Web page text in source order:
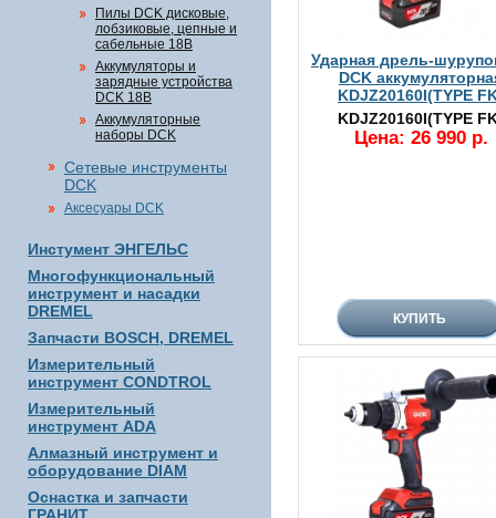
Пилы DCK дисковые,
лобзиковые, цепные и
сабельные 18В
Аккумуляторы и
зарядные устройства
DCK 18В
Аккумуляторные
наборы DCK
Сетевые инструменты
DCK
Аксесуары DCK
Инстумент ЭНГЕЛЬС
Многофункциональный
инструмент и насадки
DREMEL
Запчасти BOSCH, DREMEL
Измерительный
инструмент CONDTROL
Измерительный
инструмент ADA
Алмазный инструмент и
оборудование DIAM
Оснастка и запчасти
Ударная дрель-
DCK
KDJZ20160I(TYPE
KDJZ20160I(TYPE
Цена: 26 990 р.